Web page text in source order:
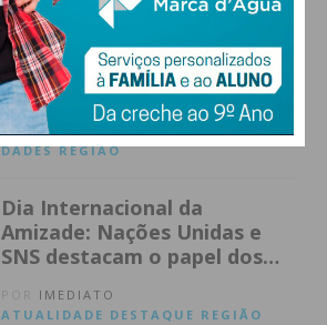
Natural de Sobrado, Gonçalo
Costa revalida título de
Juniores e brilha nos
Nacionais no Cartaxo
PORIMEDIATO
ATUALIDADE DESPORTO MODALI
DADES REGIÃO
Dia Internacional da
Amizade: Nações Unidas e
SNS destacam o papel dos
na coesão comunitária
IMEDIATO
ATUALIDADE DESTAQUE REGIÃO